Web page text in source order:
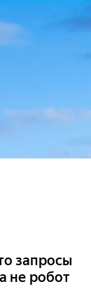
запросы
не робот